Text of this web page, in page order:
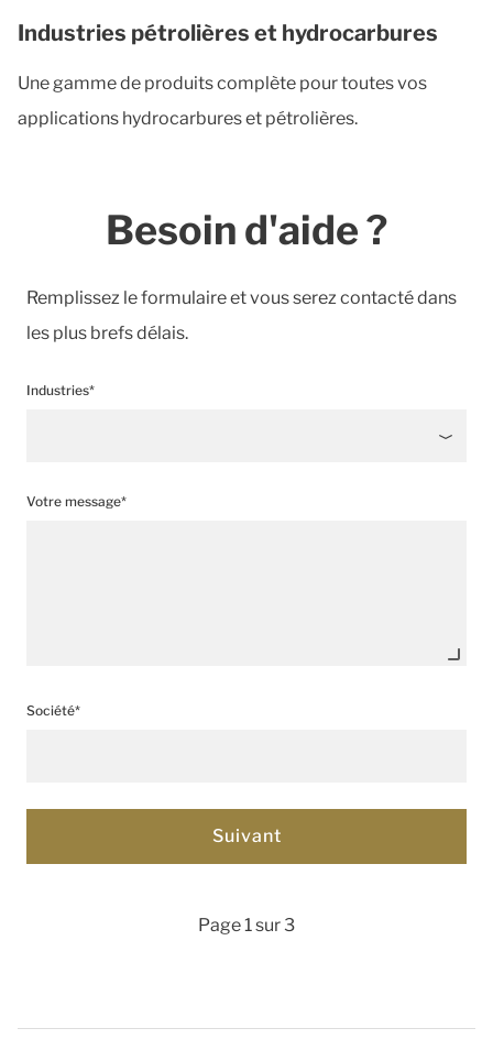
Industries pétrolières et hydrocarbures
Une gamme de produits complète pour toutes vos
applications hydrocarbures et pétrolières.
Besoin d'aide ?
Remplissez le formulaire et vous serez contacté dans
les plus brefs délais.
Industries*
Votre message*
Société*
Page 1 sur 3